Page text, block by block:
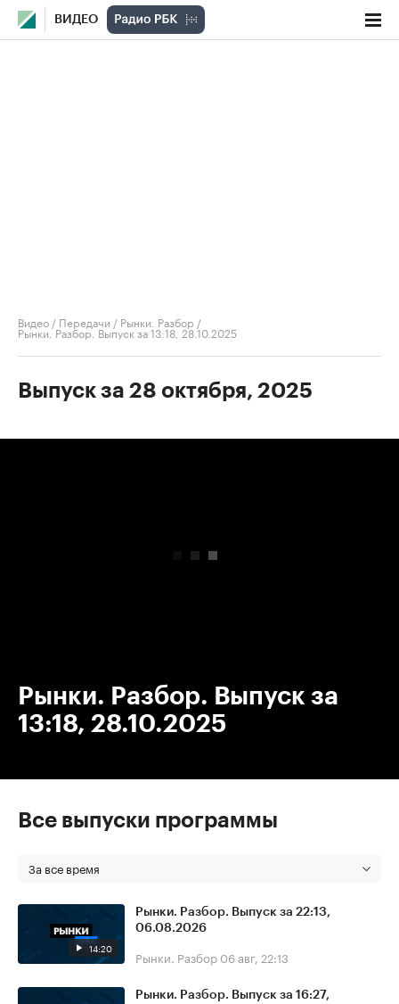
ВИДЕО
Видео / Передачи / Рынки. Разбор /
Рынки. Разбор. Выпуск за 13:18, 28.10.2025
Выпуск за 28 октября, 2025
Рынки. Разбор. Выпуск за
13:18, 28.10.2025
Все выпуски программы
За все время
14:20
Рынки. Разбор. Выпуск за 22:13,
06.08.2026
Рынки. Разбор 06 авг, 22:13
Рынки. Разбор. Выпуск за 16:27,